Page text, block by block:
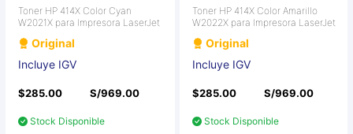
Toner HP 414X Color Cyan
W2021X para Impresora LaserJet
Original
Incluye IGV
$285.00 S/969.00
Stock Disponible
Toner HP 414X Color Amarillo
W2022X para Impresora LaserJet
Original
Incluye IGV
$285.00 S/969.00
Stock Disponible